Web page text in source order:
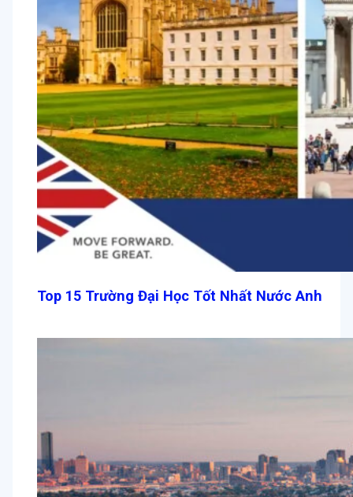
Top 15 Trường Đại Học Tốt Nhất Nước Anh